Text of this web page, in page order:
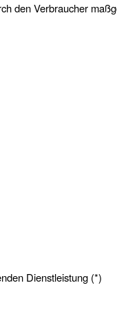
den Verbraucher
Dienstleistung (*)